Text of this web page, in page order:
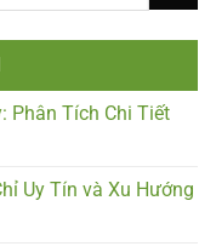
Phân Tích Chi Tiết
Uy Tín và Xu Hướng